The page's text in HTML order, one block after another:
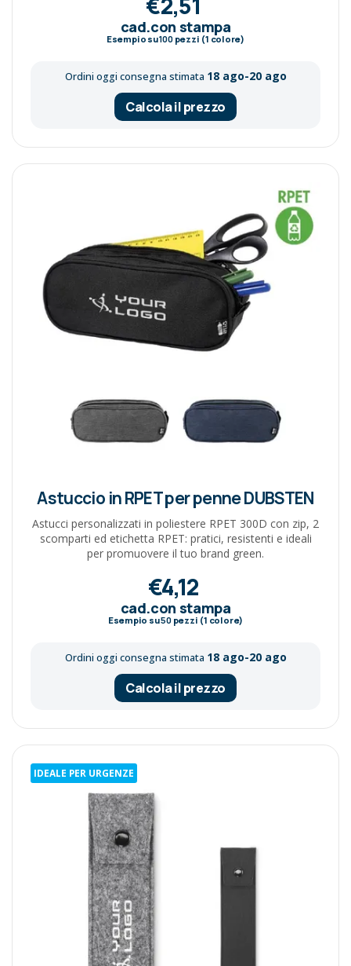
cad.con stampa
Esempio su100pezzi (1 colore)
Ordini oggi consegna stimata 18 ago-20 ago
Calcola il prezzo
Astuccio in RPET per penne DUBSTEN
Astucci personalizzati in poliestere RPET 300D con zip, 2
scomparti ed etichetta RPET: pratici, resistenti e ideali
per promuovere il tuo brand green.
€4,12
cad.con stampa
Esempio su50pezzi (1 colore)
Ordini oggi consegna stimata 18 ago-20 ago
Calcola il prezzo
IDEALE PER URGENZE